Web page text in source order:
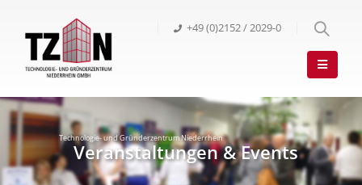
+49 (0)2152 / 2029-0